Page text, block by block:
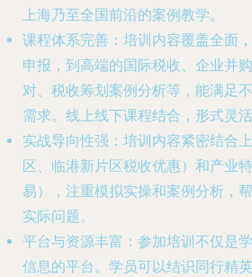
上海乃至全国前沿的案例教学。
课程体系完善 ：培训内容覆盖全面
申报，到高端的国际税收、企业并
对、税收筹划案例分析等，能满足
需求。线上线下课程结合，形式灵活
实战导向性强 ：培训内容紧密结合
区、临港新片区税收优惠）和产业
易），注重模拟实操和案例分析，
实际问题。
平台与资源丰富 ：参加培训不仅是
信息的平台。学员可以结识同行精